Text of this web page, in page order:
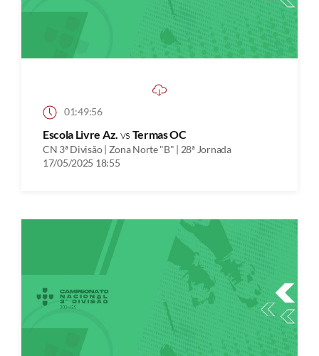
01:49:56
Escola Livre Az. vs Termas OC
CN 3ª Divisão | Zona Norte "B" | 28ª Jornada
17/05/2025 18:55